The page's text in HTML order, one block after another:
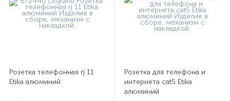
Розетка телефонная rj 11
Etika алюминий
Розетка для телефона и
интернета cat5 Etika
алюминий